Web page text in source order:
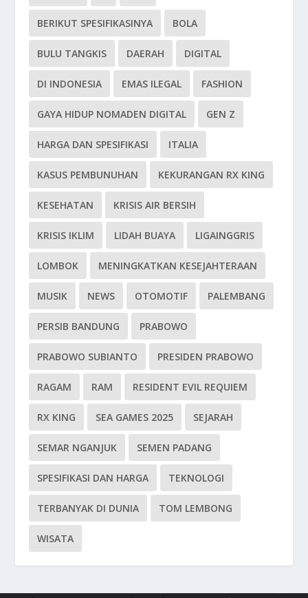
BERIKUT SPESIFIKASINYA BOLA
BULU TANGKIS DAERAH DIGITAL
DI INDONESIA EMAS ILEGAL FASHION
GAYA HIDUP NOMADEN DIGITAL GEN Z
HARGA DAN SPESIFIKASI ITALIA
KASUS PEMBUNUHAN KEKURANGAN RX KING
KESEHATAN KRISIS AIR BERSIH
KRISIS IKLIM LIDAH BUAYA LIGAINGGRIS
LOMBOK MENINGKATKAN KESEJAHTERAAN
MUSIK NEWS OTOMOTIF PALEMBANG
PERSIB BANDUNG PRABOWO
PRABOWO SUBIANTO PRESIDEN PRABOWO
RAGAM RAM RESIDENT EVIL REQUIEM
RX KING SEA GAMES 2025 SEJARAH
SEMAR NGANJUK SEMEN PADANG
SPESIFIKASI DAN HARGA TEKNOLOGI
TERBANYAK DI DUNIA TOM LEMBONG
WISATA